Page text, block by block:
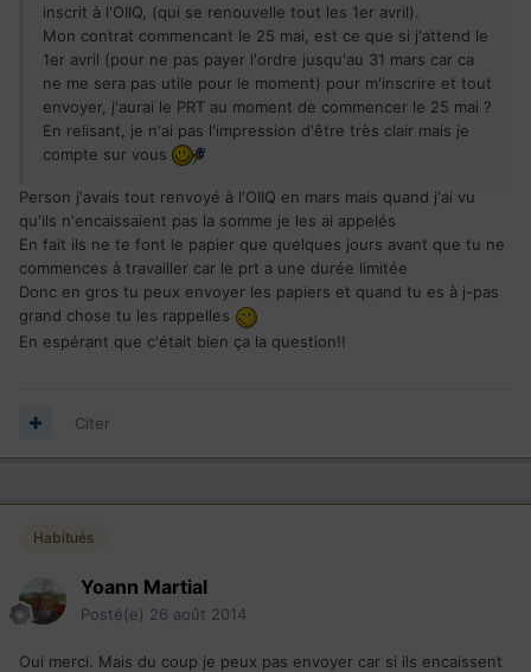
inscrit à l'OIIQ, (qui se renouvelle tout les 1er avril).
Mon contrat commencant le 25 mai, est ce que si j'attend le
1er avril (pour ne pas payer l'ordre jusqu'au 31 mars car ca
ne me sera pas utile pour le moment) pour m'inscrire et tout
envoyer, j'aurai le PRT au moment de commencer le 25 mai ?
En relisant, je n'ai pas l'impression d'être très clair mais je
compte sur vous
Person j'avais tout renvoyé à l'OIIQ en mars mais quand j'ai vu
qu'ils n'encaissaient pas la somme je les ai appelés
En fait ils ne te font le papier que quelques jours avant que tu ne
commences à travailler car le prt a une durée limitée
Donc en gros tu peux envoyer les papiers et quand tu es à j-pas
grand chose tu les rappelles
En espérant que c'était bien ça la question!!
Citer
Habitués
Yoann Martial
Posté(e) 26 août 2014
Oui merci. Mais du coup je peux pas envoyer car si ils encaissent